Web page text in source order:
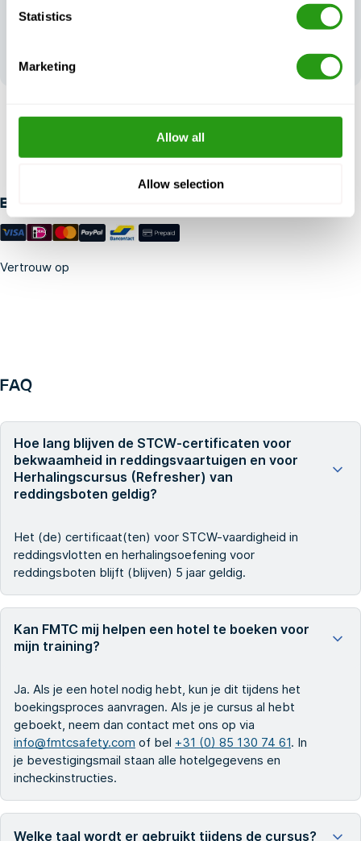
Statistics
Marketing
Allow all
Allow selection
Tot 24 uur van tevoren gratis annulering, geen vooruitbetaling
vereist.
Betaalmethoden
Vertrouw op
FAQ
Hoe lang blijven de STCW-certificaten voor
bekwaamheid in reddingsvaartuigen en voor
Herhalingscursus (Refresher) van
reddingsboten geldig?
Het (de) certificaat(ten) voor STCW-vaardigheid in
reddingsvlotten en herhalingsoefening voor
reddingsboten blijft (blijven) 5 jaar geldig.
Kan FMTC mij helpen een hotel te boeken voor
mijn training?
Ja. Als je een hotel nodig hebt, kun je dit tijdens het
boekingsproces aanvragen. Als je je cursus al hebt
geboekt, neem dan contact met ons op via
info@fmtcsafety.com of bel +31 (0) 85 130 74 61. In
je bevestigingsmail staan alle hotelgegevens en
incheckinstructies.
Welke taal wordt er gebruikt tijdens de cursus?